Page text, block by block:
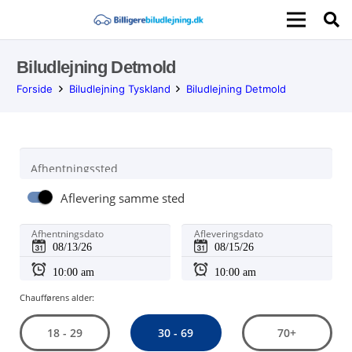
Biludlejning Detmold
Forside Biludlejning Tyskland Biludlejning Detmold
Afhentningssted
Aflevering samme sted
Afhentningsdato Afleveringsdato
Chaufførens alder:
18 - 29 30 - 69 70+